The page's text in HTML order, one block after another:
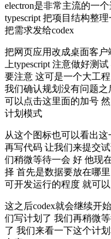
electron是非常主流的一
typescript 把项目结构整
把需求发给codex
把网页应用改成桌面客户
上typescript 注意做好测
要注意 这可是一个大工
我们确认规划没有问题
可以点击这里面的加号 然
计划模式
从这个图标也可以看出这
再写代码 让我们来提交
们稍微等待一会 好 他现
择 首先是数据要放在哪
可开发运行的程度 就可以
这之后codex就会继续开
们写计划了 我们再稍微
了 我们来看一下这个计